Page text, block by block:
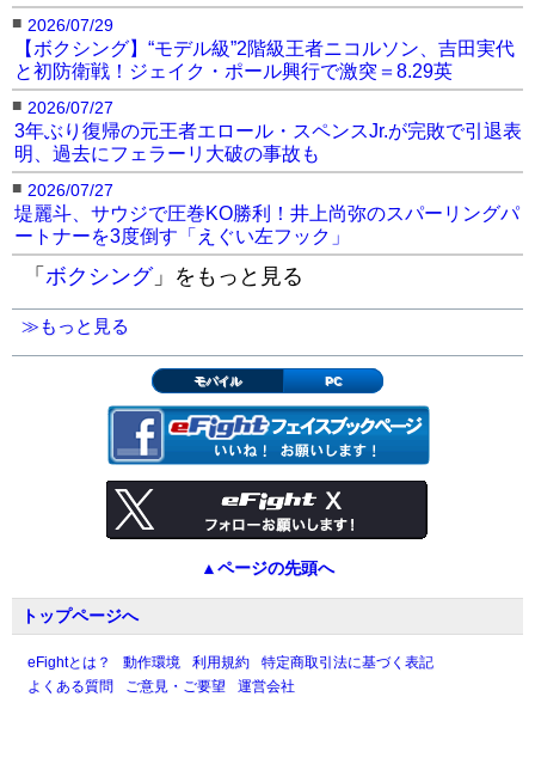
■ 2026/07/29
【ボクシング】“モデル級”2階級王者ニコルソン、吉田実代
と初防衛戦！ジェイク・ポール興行で激突＝8.29英
■ 2026/07/27
3年ぶり復帰の元王者エロール・スペンスJr.が完敗で引退表
明、過去にフェラーリ大破の事故も
■ 2026/07/27
堤麗斗、サウジで圧巻KO勝利！井上尚弥のスパーリングパ
ートナーを3度倒す「えぐい左フック」
「 ボクシング」をもっと見る
≫もっと見る
モバイル PC
▲ページの先頭へ
トップページへ
eFightとは？ 動作環境 利用規約
特定商取引法に基づく表記
よくある質問
ご意見・ご要望 運営会社